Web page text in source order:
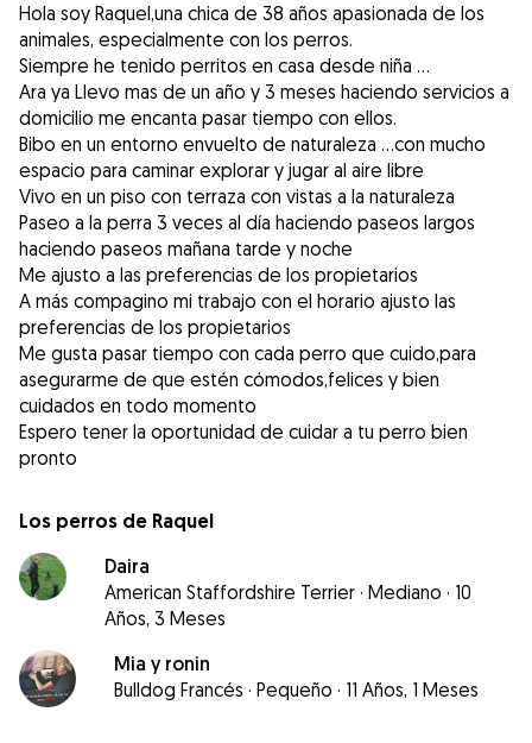
Hola soy Raquel,una chica de 38 años apasionada de los
animales, especialmente con los perros.
Siempre he tenido perritos en casa desde niña ...
Ara ya Llevo mas de un año y 3 meses haciendo servicios a
domicilio me encanta pasar tiempo con ellos.
Bibo en un entorno envuelto de naturaleza ...con mucho
espacio para caminar explorar y jugar al aire libre
Vivo en un piso con terraza con vistas a la naturaleza
Paseo a la perra 3 veces al día haciendo paseos largos
haciendo paseos mañana tarde y noche
Me ajusto a las preferencias de los propietarios
A más compagino mi trabajo con el horario ajusto las
preferencias de los propietarios
Me gusta pasar tiempo con cada perro que cuido,para
asegurarme de que estén cómodos,felices y bien
cuidados en todo momento
Espero tener la oportunidad de cuidar a tu perro bien
Los perros de Raquel
Daira
American Staffordshire Terrier · Mediano · 10
Años, 3 Meses
Mia y ronin
Bulldog Francés · Pequeño · 11 Años, 1 Meses